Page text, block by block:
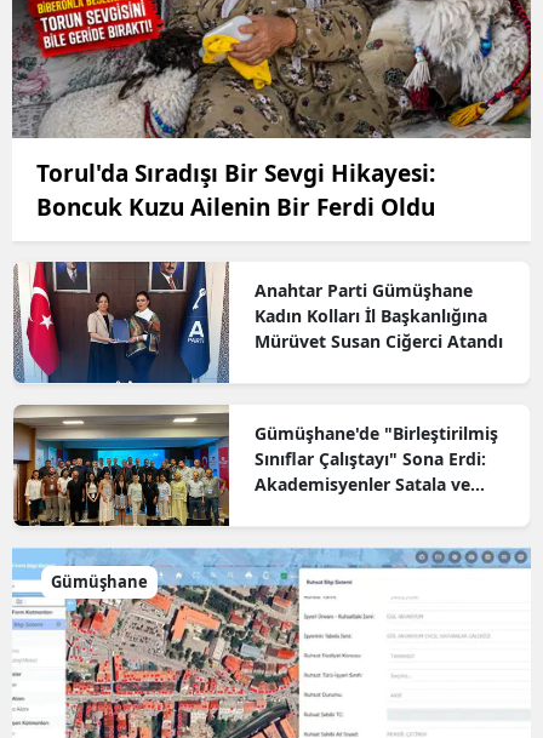
Torul'da Sıradışı Bir Sevgi Hikayesi:
Boncuk Kuzu Ailenin Bir Ferdi Oldu
Anahtar Parti Gümüşhane
Kadın Kolları İl Başkanlığına
Mürüvet Susan Ciğerci Atandı
Gümüşhane'de "Birleştirilmiş
Sınıflar Çalıştayı" Sona Erdi:
Akademisyenler Satala ve
Gümüşhane